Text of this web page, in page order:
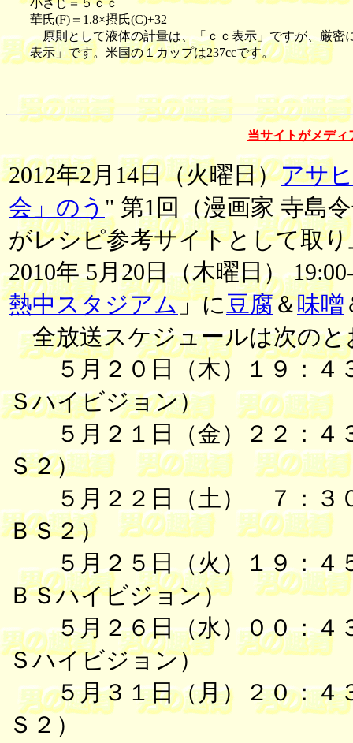
小さじ＝５ｃｃ
華氏(F)＝1.8×摂氏(C)+32
原則として液体の計量は、「ｃｃ表示」ですが、厳密
表示」です。米国の１カップは237ccです。
当サイトがメデ
2012年2月14日（火曜日）アサ
会」のう " 第1回（漫画家 寺島
がレシピ参考サイトとして取
2010年 5月20日（木曜日）
熱中スタジアム」に豆腐＆味噌
全放送スケジュールは次のと
５月２０日（木）１９：４
Ｓハイビジョン）
５月２１日（金）２２：４
Ｓ２）
５月２２日（土） ７
ＢＳ２）
５月２５日（火）１９
ＢＳハイビジョン）
５月２６日（水）００：４
Ｓハイビジョン）
５月３１日（月）２０：４
Ｓ２）